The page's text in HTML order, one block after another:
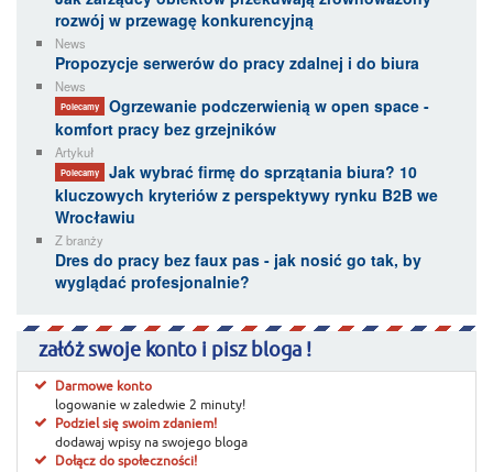
rozwój w przewagę konkurencyjną
News
Propozycje serwerów do pracy zdalnej i do biura
News
Polecamy
Ogrzewanie podczerwienią w open space -
komfort pracy bez grzejników
Artykuł
Polecamy
Jak wybrać firmę do sprzątania biura? 10
kluczowych kryteriów z perspektywy rynku B2B we
Wrocławiu
Z branży
Dres do pracy bez faux pas - jak nosić go tak, by
wyglądać profesjonalnie?
załóż swoje konto i pisz bloga !
Darmowe konto
logowanie w zaledwie 2 minuty!
Podziel się swoim zdaniem!
dodawaj wpisy na swojego bloga
Dołącz do społeczności!